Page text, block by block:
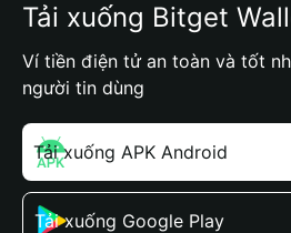
Tải xuống Bitget
Ví tiền điện tử an toàn và tốt
người tin dùng
Tải xuống APK Android
Tải xuống Google Play